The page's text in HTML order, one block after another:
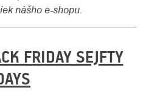
nášho e-shopu.
FRIDAY SEJFTY